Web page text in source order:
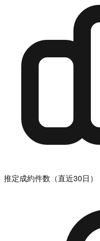
推定成約件数（直近30日）